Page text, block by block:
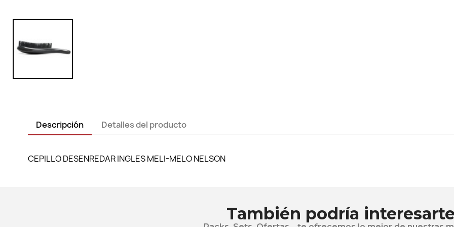
Descripción Detalles del producto
CEPILLO DESENREDAR INGLES MELI-MELO NELSON
También podría interesarte